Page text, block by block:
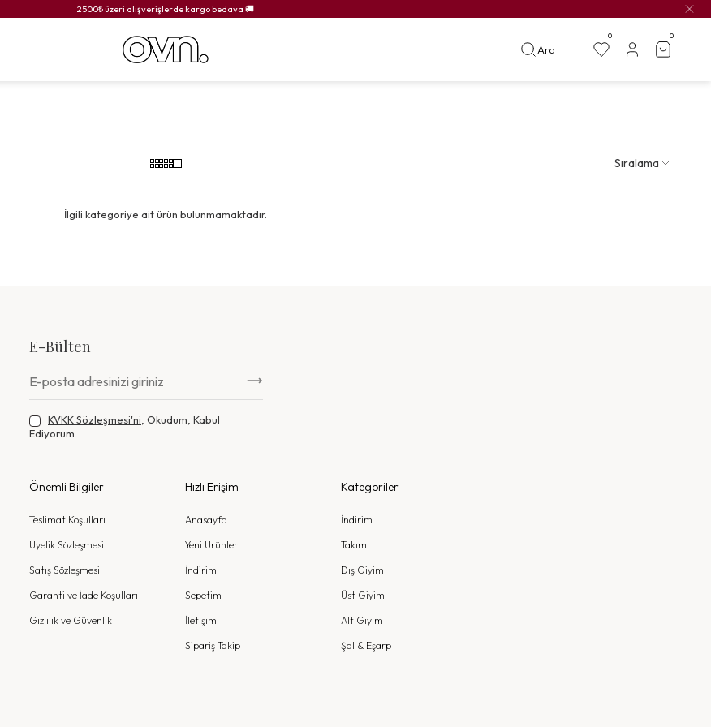
2500₺ üzeri alışverişlerde kargo bedava 🚚
Ara
0 0
Sıralama
İlgili kategoriye ait ürün bulunmamaktadır.
E-Bülten
KVKK Sözleşmesi'ni , Okudum, Kabul
Ediyorum.
Önemli Bilgiler
Teslimat Koşulları
Üyelik Sözleşmesi
Satış Sözleşmesi
Garanti ve İade Koşulları
Gizlilik ve Güvenlik
Hızlı Erişim
Anasayfa
Yeni Ürünler
İndirim
Sepetim
İletişim
Sipariş Takip
Kategoriler
İndirim
Takım
Dış Giyim
Üst Giyim
Alt Giyim
Şal & Eşarp